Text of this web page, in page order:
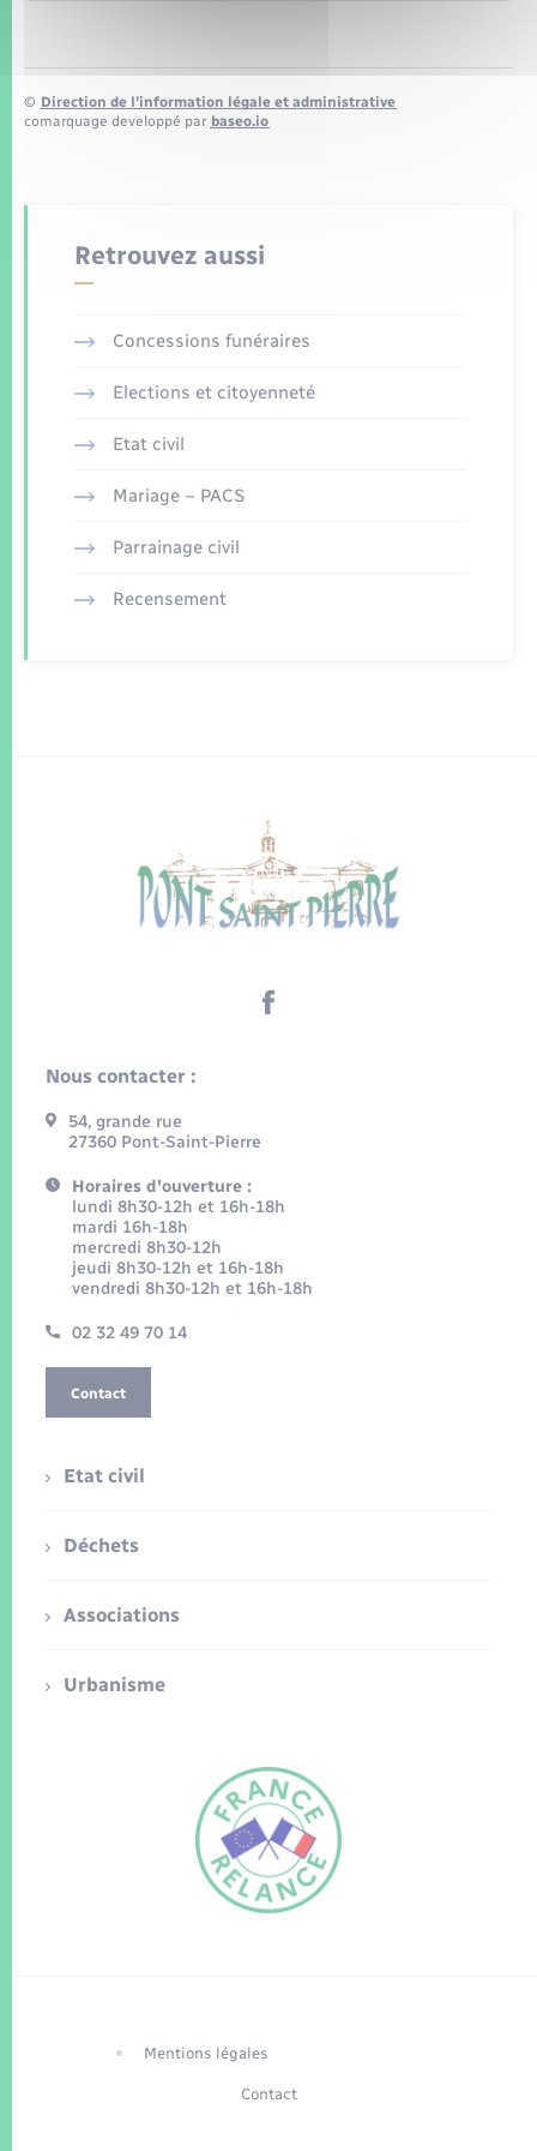
© Direction de l’information légale et administrative
comarquage developpé par baseo.io
Retrouvez aussi
Concessions funéraires
Elections et citoyenneté
Etat civil
Mariage – PACS
Parrainage civil
Recensement
Nous contacter :
54, grande rue
27360 Pont-Saint-Pierre
Horaires d'ouverture :
lundi 8h30-12h et 16h-18h
mardi 16h-18h
mercredi 8h30-12h
jeudi 8h30-12h et 16h-18h
vendredi 8h30-12h et 16h-18h
02 32 49 70 14
Contact
Etat civil
Déchets
Associations
Urbanisme
Mentions légales
Contact